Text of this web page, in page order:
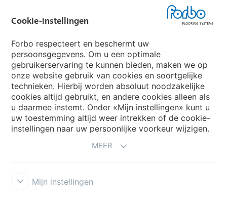
Website
Kies uw land
My Forbo
Cookie-instellingen
Forbo respecteert en beschermt uw
persoonsgegevens. Om u een optimale
gebruikerservaring te kunnen bieden, maken we op
onze website gebruik van cookies en soortgelijke
technieken. Hierbij worden absoluut noodzakelijke
cookies altijd gebruikt, en andere cookies alleen als
u daarmee instemt. Onder «Mijn instellingen» kunt u
uw toestemming altijd weer intrekken of de cookie-
instellingen naar uw persoonlijke voorkeur wijzigen.
MEER
Mijn instellingen